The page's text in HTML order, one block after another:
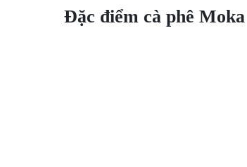
Đặc điểm cà phê